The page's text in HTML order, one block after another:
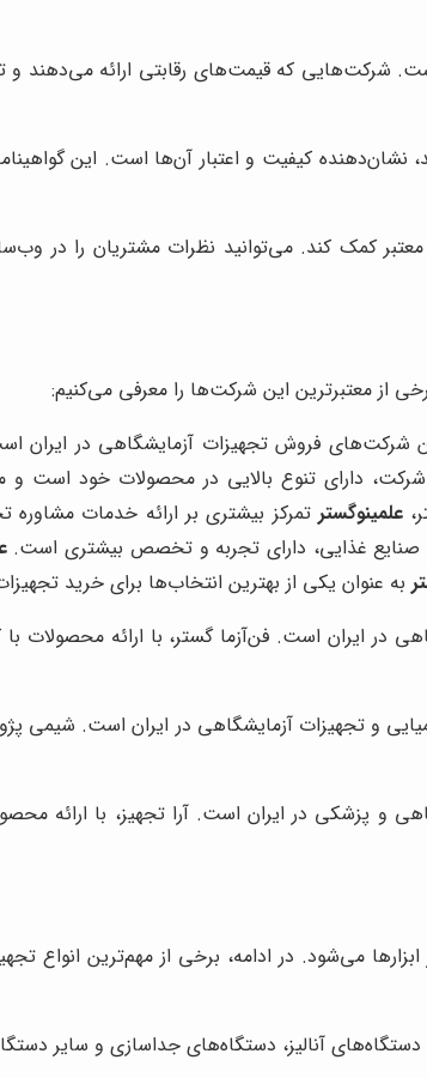
شرکت‌هایی که قیمت‌های رقابتی ارائه می‌دهند و
نشان‌دهنده کیفیت و اعتبار آن‌ها است. این
کمک کند. می‌توانید نظرات مشتریان را در
از معتبرترین این شرکت‌ها را معرفی می‌کنیم:
شرکت‌های فروش تجهیزات آزمایشگاهی در ایران
دارای تنوع بالایی در محصولات خود است و
علمینوگستر تمرکز بیشتری بر ارائه خدمات
صنایع غذایی، دارای تجربه و تخصص بیشتری است.
به عنوان یکی از بهترین انتخاب‌ها برای خرید
در ایران است. فن‌آزما گستر، با ارائه محصولات
و تجهیزات آزمایشگاهی در ایران است. شیمی
و پزشکی در ایران است. آرا تجهیز، با ارائه
می‌شود. در ادامه، برخی از مهم‌ترین انواع
آنالیز، دستگاه‌های جداسازی و سایر